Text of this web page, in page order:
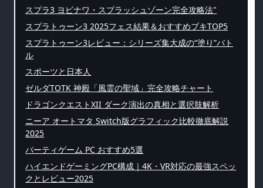
スプラ3 ヨビナワ・スプラッシュゾーン完全攻略法"
スプラトゥーン3 2025フェス結果＆おすすめブキTOP5
スプラトゥーン3レビュー：シリーズ集大成の“塗り”バト
ル
スポーツと日本人
ゼルダTOTK 神殿「風霊の聖域」完全攻略チャート
ドラゴンクエストXII ダーク演出の真相と選択肢解析
ニーア オートマタ Switch版グラフィック比較徹底解説
2025
パーティゲーム PC おすすめ5選
ハイエンドゲーミングPC構成｜4K・VR対応の最強スペッ
クとレビュー2025